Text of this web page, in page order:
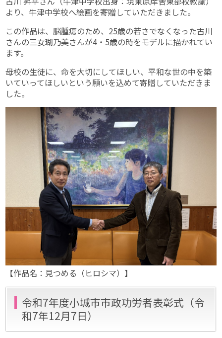
より、牛津中学校へ絵画を寄贈していただきました。
この作品は、脳腫瘍のため、25歳の若さでなくなった古川
さんの三女瑚乃美さんが4・5歳の時をモデルに描かれてい
ます。
母校の生徒に、命を大切にしてほしい、平和な世の中を築
いていってほしいという願いを込めて寄贈していただきま
した。
【作品名：見つめる（ヒロシマ）】
令和7年度小城市市政功労者表彰式（令
和7年12月7日）